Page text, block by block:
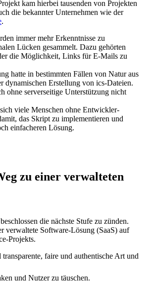
kam hierbei tausenden von Projekten
die bekannter Unternehmen wie der
.
immer mehr Erkenntnisse zu
Lücken gesammelt. Dazu gehörten
die Möglichkeit, Links für E-Mails zu
hatte in bestimmten Fällen von Natur aus
dynamischen Erstellung von ics-Dateien.
ohne serverseitige Unterstützung nicht
viele Menschen ohne Entwickler-
das Skript zu implementieren und
einfacheren Lösung.
zu einer verwalteten
die nächste Stufe zu zünden.
verwaltete Software-Lösung (SaaS) auf
Projekts.
faire und authentische Art und
und Nutzer zu täuschen.